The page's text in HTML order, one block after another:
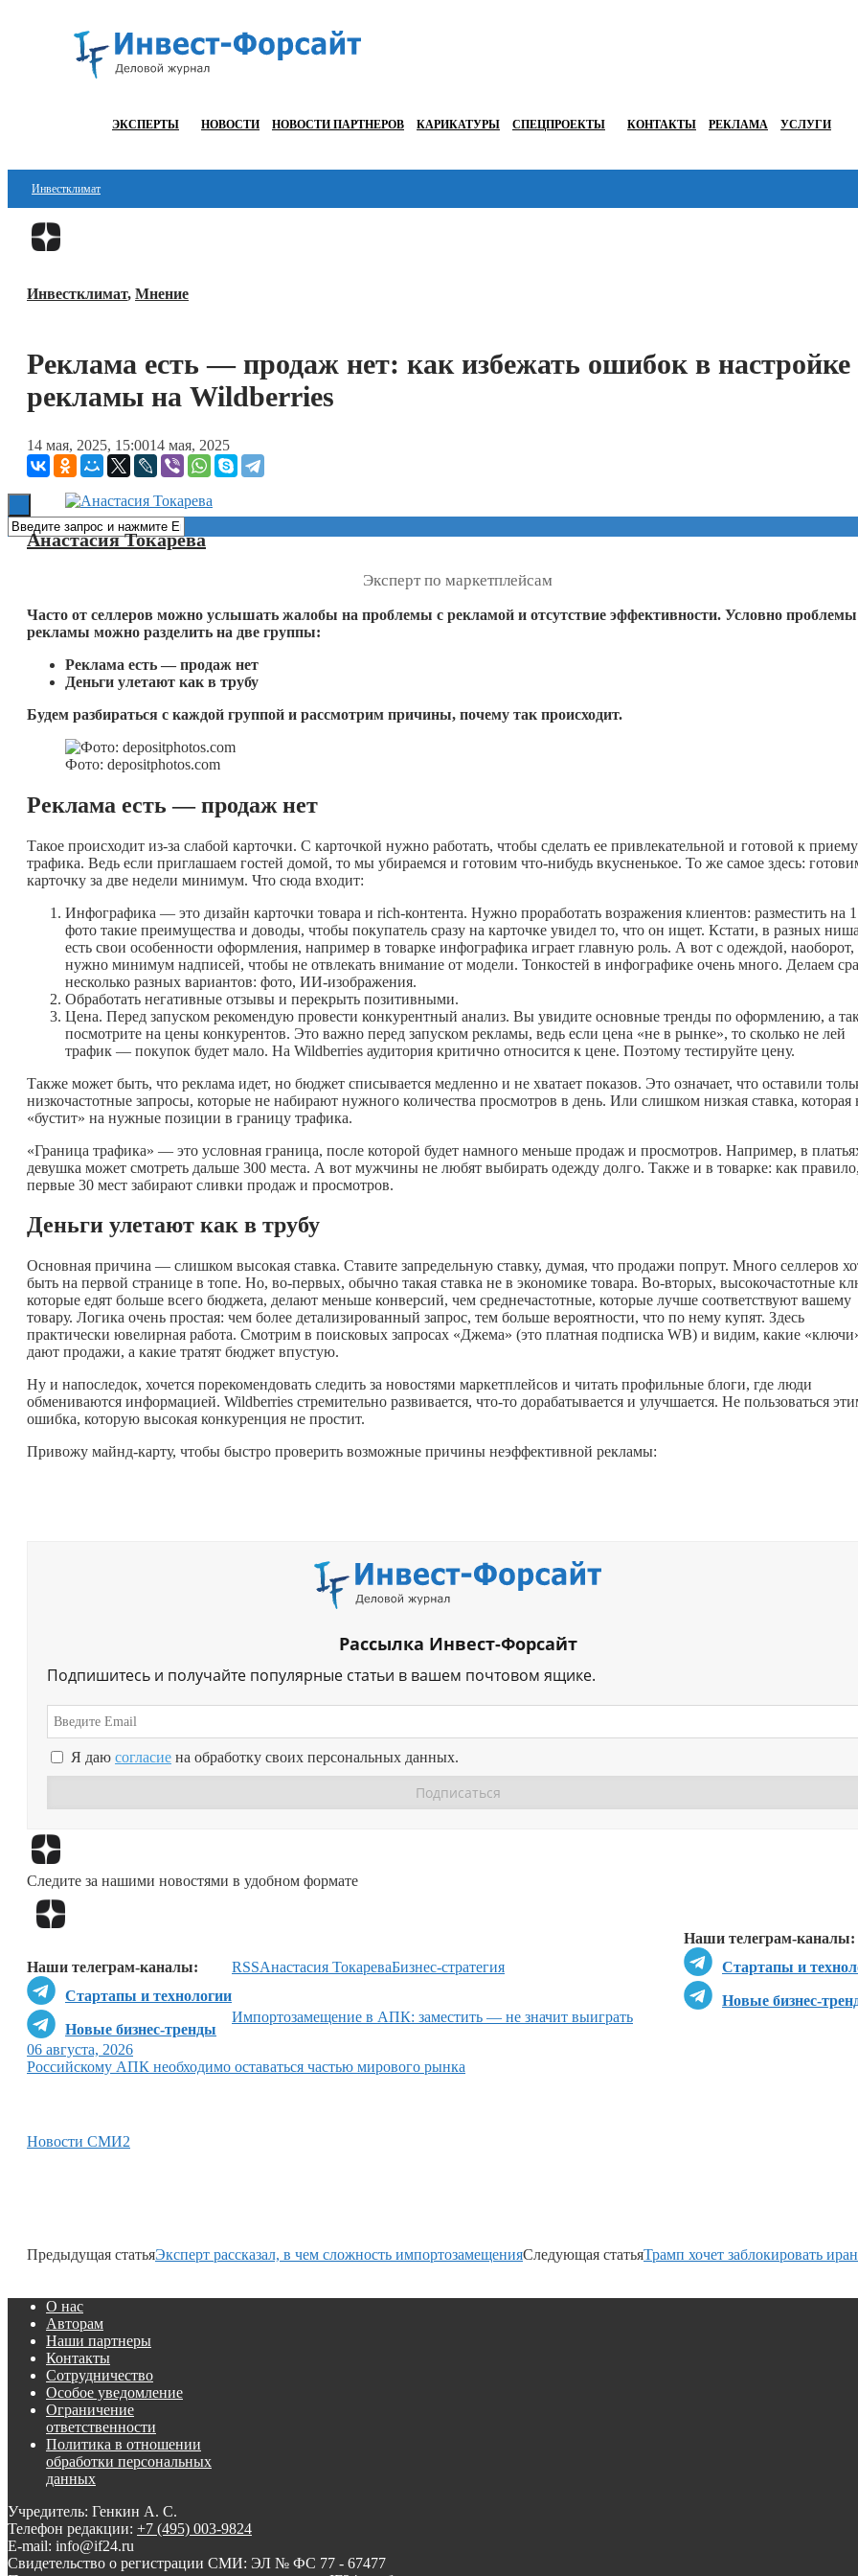
ЭКСПЕРТЫ НОВОСТИ НОВОСТИ ПАРТНЕРОВ КАРИКАТУРЫ СПЕЦПРОЕКТЫ КОНТАКТЫ РЕКЛАМА УСЛУГИ
Инвестклимат
Финансы
Блокчейн
Книги
Инвестклимат, Мнение
Реклама есть — продаж нет: как избежать ошибок в настройке
рекламы на Wildberries
14 мая, 2025, 15:0014 мая, 2025
Анастасия Токарева
Эксперт по маркетплейсам
Часто от селлеров можно услышать жалобы на проблемы с рекламой и отсутствие эффективности. Условно проблемы
рекламы можно разделить на две группы:
Реклама есть — продаж нет
Деньги улетают как в трубу
Будем разбираться с каждой группой и рассмотрим причины, почему так происходит.
Фото: depositphotos.com
Реклама есть —продаж нет
Такое происходит из-за слабой карточки. С карточкой нужно работать, чтобы сделать ее привлекательной и готовой к приему
трафика. Ведь если приглашаем гостей домой, то мы убираемся и готовим что-нибудь вкусненькое. То же самое здесь:
карточку за две недели минимум. Что сюда входит:
Инфографика — это дизайн карточки товара и rich-контента. Нужно проработать возражения клиентов: разместить на 1
фото такие преимущества и доводы, чтобы покупатель сразу на карточке увидел то, что он ищет. Кстати, в разных
есть свои особенности оформления, например в товарке инфографика играет главную роль. А вот с одеждой, наоборот,
нужно минимум надписей, чтобы не отвлекать внимание от модели. Тонкостей в инфографике очень много. Делаем
несколько разных вариантов: фото, ИИ-изображения.
Обработать негативные отзывы и перекрыть позитивными.
Цена. Перед запуском рекомендую провести конкурентный анализ. Вы увидите основные тренды по оформлению, а
посмотрите на цены конкурентов. Это важно перед запуском рекламы, ведь если цена «не в рынке», то сколько не лей
трафик — покупок будет мало. На Wildberries аудитория критично относится к цене. Поэтому тестируйте цену.
Также может быть, что реклама идет, но бюджет списывается медленно и не хватает показов. Это означает, что оставили
низкочастотные запросы, которые не набирают нужного количества просмотров в день. Или слишком низкая ставка, которая
«бустит» на нужные позиции в границу трафика.
«Граница трафика» — это условная граница, после которой будет намного меньше продаж и просмотров. Например, в
девушка может смотреть дальше 300 места. А вот мужчины не любят выбирать одежду долго. Также и в товарке: как правило,
первые 30 мест забирают сливки продаж и просмотров.
Деньги улетают как в трубу
Основная причина — слишком высокая ставка. Ставите запредельную ставку, думая, что продажи попрут. Много селлеров
быть на первой странице в топе. Но, во-первых, обычно такая ставка не в экономике товара. Во-вторых, высокочастотные
которые едят больше всего бюджета, делают меньше конверсий, чем среднечастотные, которые лучше соответствуют вашему
товару. Логика очень простая: чем более детализированный запрос, тем больше вероятности, что по нему купят. Здесь
практически ювелирная работа. Смотрим в поисковых запросах «Джема» (это платная подписка WB) и видим, какие
дают продажи, а какие тратят бюджет впустую.
Ну и напоследок, хочется порекомендовать следить за новостями маркетплейсов и читать профильные блоги, где люди
обмениваются информацией. Wildberries стремительно развивается, что-то дорабатывается и улучшается. Не пользоваться
ошибка, которую высокая конкуренция не простит.
Привожу майнд-карту, чтобы быстро проверить возможные причины неэффективной рекламы:
Рассылка Инвест-Форсайт
Подпишитесь и получайте популярные статьи в вашем почтовом ящике.
Я даю согласие на обработку своих персональных данных.
Следите за нашими новостями в удобном формате
Наши телеграм-каналы:
Стартапы и
Новые бизнес-
Наши телеграм-каналы:
Стартапы и технологии
Новые бизнес-тренды
RSSАнастасия ТокареваБизнес-стратегия
Импортозамещение в АПК: заместить — не значит выиграть
06 августа, 2026
Российскому АПК необходимо оставаться частью мирового рынка
Новости СМИ2
Предыдущая статьяЭксперт рассказал, в чем сложность импортозамещенияСледующая статьяТрамп хочет заблокировать
О нас
Авторам
Наши партнеры
Контакты
Сотрудничество
Особое уведомление
Ограничение
ответственности
Политика в отношении
обработки персональных
данных
Учредитель: Генкин А. С.
Телефон редакции: +7 (495) 003-9824
E-mail: info@if24.ru
Свидетельство о регистрации СМИ: ЭЛ № ФС 77 - 67477